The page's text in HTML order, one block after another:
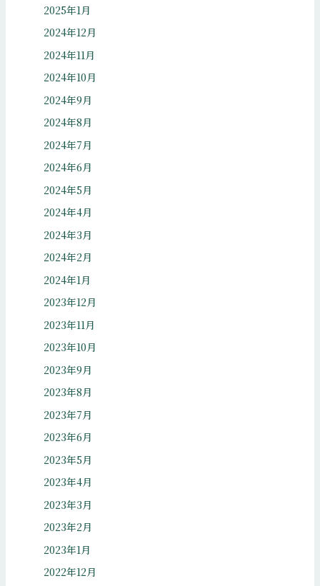
2025年1月
2024年12月
2024年11月
2024年10月
2024年9月
2024年8月
2024年7月
2024年6月
2024年5月
2024年4月
2024年3月
2024年2月
2024年1月
2023年12月
2023年11月
2023年10月
2023年9月
2023年8月
2023年7月
2023年6月
2023年5月
2023年4月
2023年3月
2023年2月
2023年1月
2022年12月